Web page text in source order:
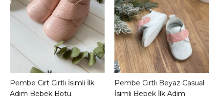
JEEYMI BABY
Pembe Babet İsimli Kız
Bebek Ayakkabısı
750,00TL
Sepete Ekle
Pembe Cırt Cırtlı İsimli İlk
Adım Bebek Botu
Sepete Ekle
Pembe Cırtlı Beyaz Casual
İsimli Bebek İlk Adım